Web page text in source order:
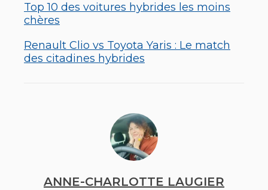
Top 10 des voitures hybrides les moins
chères
Renault Clio vs Toyota Yaris : Le match
des citadines hybrides
ANNE-CHARLOTTE LAUGIER